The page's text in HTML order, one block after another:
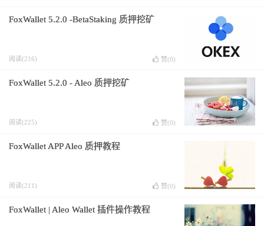
FoxWallet 5.2.0 -BetaStaking 质押挖矿
阅读(216) 赞(0)
FoxWallet 5.2.0 - Aleo 质押挖矿
阅读(225) 赞(0)
FoxWallet APP Aleo 质押教程
阅读(211) 赞(0)
FoxWallet | Aleo Wallet 插件操作教程